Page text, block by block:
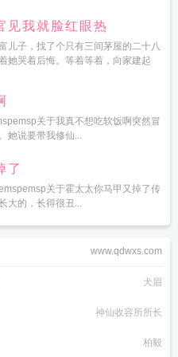
见我就脸红眼热
儿子，找了个只有三间茅屋的二十八
她哭着后悔。等着等着，向家建起
关于我真不想吃软饭啊突然冒
她说要带我修仙...
了
关于霍太太你马甲又掉了传
大的，长得很丑...
www.qdwxs.com
犬眉
神仙收容所所长
柏毅